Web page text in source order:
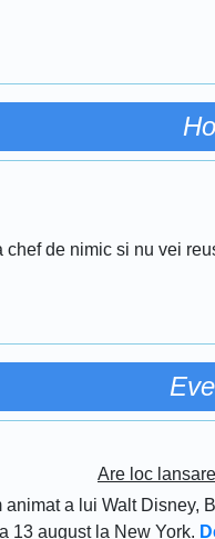
chef de nimic si nu vei
Are loc
a lui Walt
13 august la New York.